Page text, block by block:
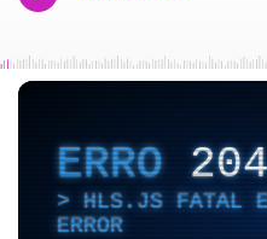
ERRO
HLS.JS FATAL
ERROR